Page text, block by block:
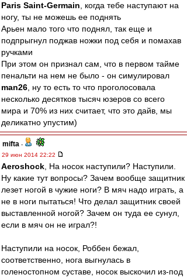
Paris Saint-Germain , когда тебе наступают на
ногу, ты не можешь ее поднять
Арьен мало того что поднял, так еще и
подпрыгнул поджав ножки под себя и помахав
ручками
При этом он признал сам, что в первом тайме
пенальти на нем не было - он симулировал
man26 , ну то есть то что проголосовала
несколько десятков тысяч юзеров со всего
мира и 70% из них считает, что это дайв, мы
деликатно упустим)
mifta -
29 июн 2014 22:22
Aeroshock , На носок наступили? Наступили.
Ну какие тут вопросы? Зачем вообще защитник
лезет ногой в чужие ноги? В мяч надо играть, а
не в ноги пытаться! Что делал защитник своей
выставленной ногой? Зачем он туда ее сунул,
если в мяч он не играл?!
Наступили на носок, Роббен бежал,
соответственно, нога выгнулась в
голеностопном суставе, носок выскочил из-под